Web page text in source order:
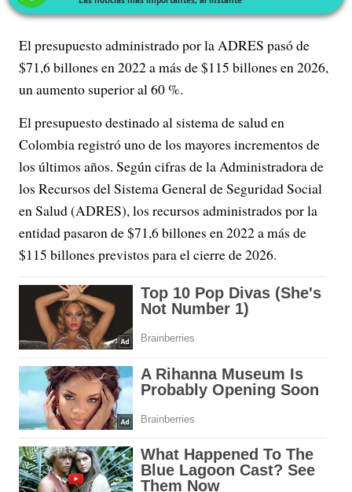
El presupuesto administrado por la ADRES pasó de
$71,6 billones en 2022 a más de $115 billones en 2026,
un aumento superior al 60 %.
El presupuesto destinado al sistema de salud en
Colombia registró uno de los mayores incrementos de
los últimos años. Según cifras de la Administradora de
los Recursos del Sistema General de Seguridad Social
en Salud (ADRES), los recursos administrados por la
entidad pasaron de $71,6 billones en 2022 a más de
$115 billones previstos para el cierre de 2026.